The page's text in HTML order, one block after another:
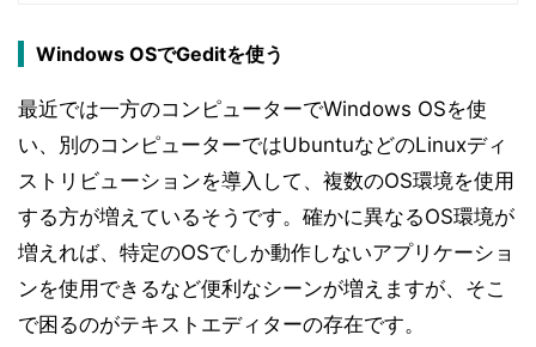
Windows OSでGeditを使う
最近では一方のコンピューターでWindows OSを使
い、別のコンピューターではUbuntuなどのLinuxディ
ストリビューションを導入して、複数のOS環境を使用
する方が増えているそうです。確かに異なるOS環境が
増えれば、特定のOSでしか動作しないアプリケーショ
ンを使用できるなど便利なシーンが増えますが、そこ
で困るのがテキストエディターの存在です。